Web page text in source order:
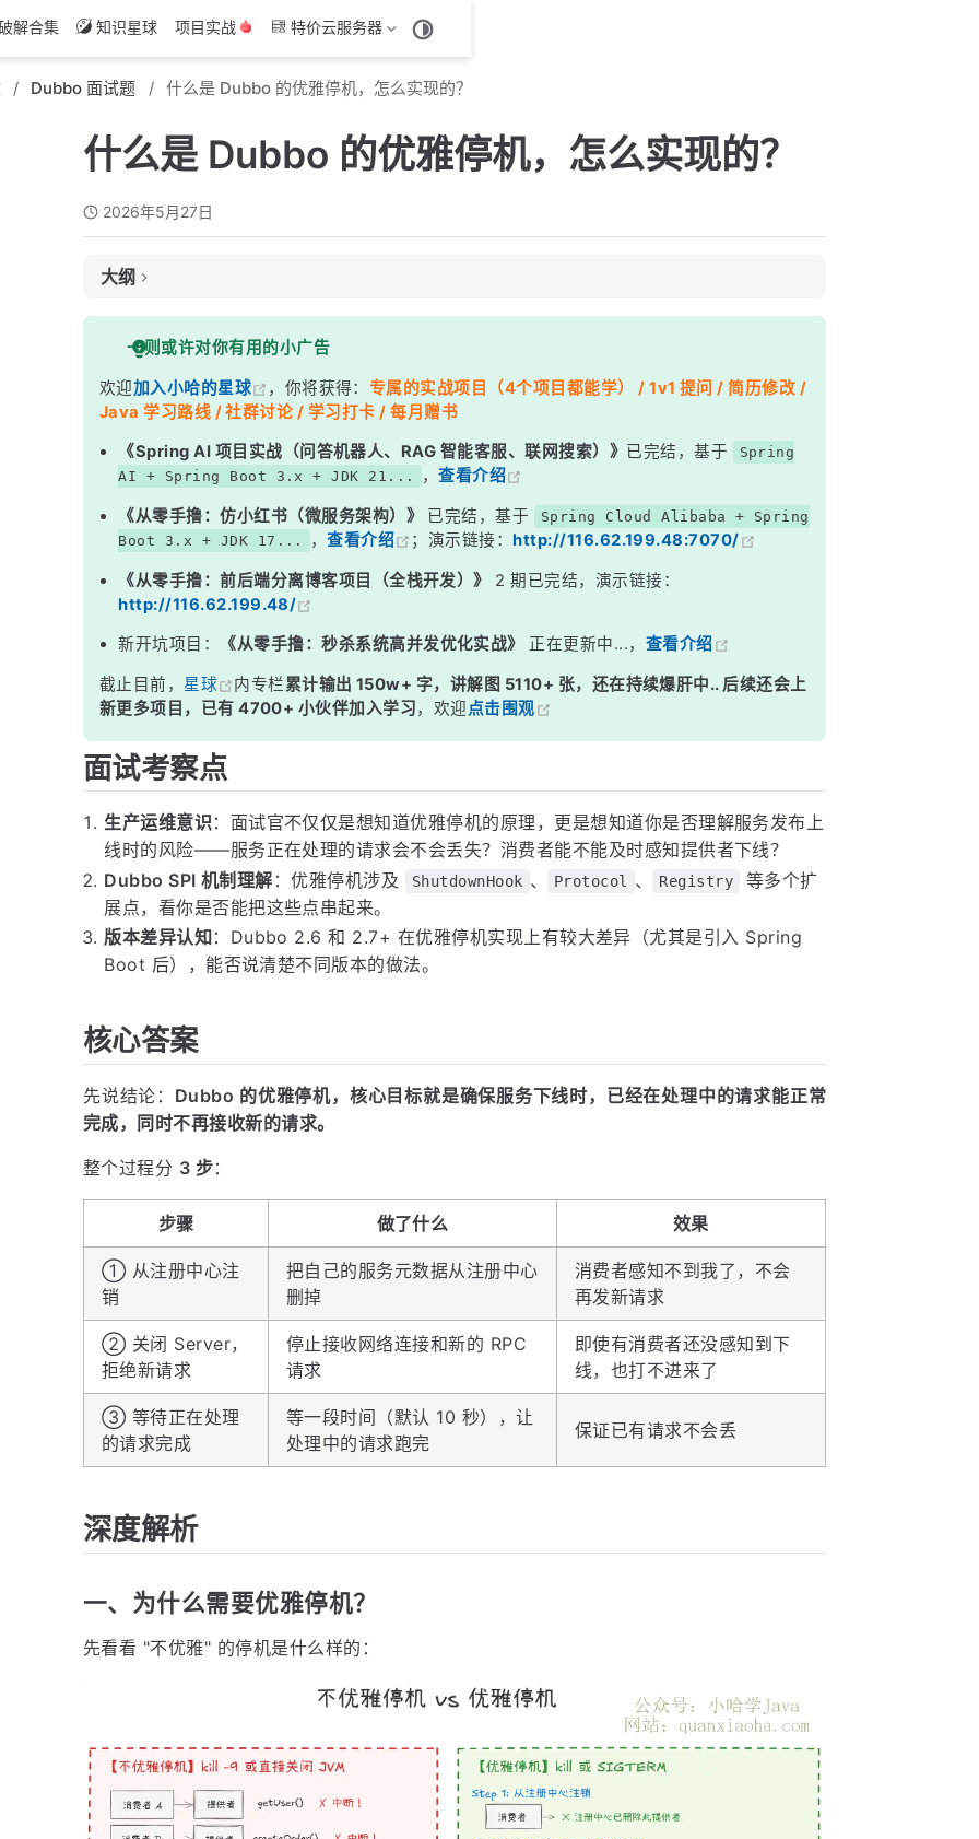
解合集 知识星球 项目实战 特价云服务器
Dubbo 面试题 什么是 Dubbo 的优雅停机，怎么实现的？
什么是 Dubbo 的优雅停机，怎么实现的？
2026年5月27日
大纲
面试考察点
核心答案
深度解析
二、Dubbo 优雅停机的实现原理
三、Spring Boot 环境下的注意事项
四、在 Kubernetes 中的优雅停机
面试高频追问
常见面试变体
记忆口诀
总结
一则或许对你有用的小广告
欢迎加入小哈的星球 ，你将获得： 专属的实战项目（4个项目都能学） / 1v1 提问 / 简历修改 /
Java 学习路线 / 社群讨论 / 学习打卡 / 每月赠书
《Spring AI 项目实战（问答机器人、RAG 智能客服、联网搜索）》 已完结，基于
Spring
AI + Spring Boot 3.x + JDK 21...
，查看介绍
《从零手撸：仿小红书（微服务架构）》 已完结，基于
Spring Cloud Alibaba + Spring
Boot 3.x + JDK 17...
，查看介绍 ；演示链接：http://116.62.199.48:7070/
《从零手撸：前后端分离博客项目（全栈开发）》
2 期已完结，演示链接：
http://116.62.199.48/
新开坑项目： 《从零手撸：秒杀系统高并发优化实战》 正在更新中...， 查看介绍
截止目前， 星球 内专栏累计输出 150w+ 字，讲解图 5110+ 张，还在持续爆肝中.. 后续还会上
新更多项目，已有 4700+ 小伙伴加入学习，欢迎点击围观
面试考察点
生产运维意识：面试官不仅仅是想知道优雅停机的原理，更是想知道你是否理解服务发布上
线时的风险——服务正在处理的请求会不会丢失？消费者能不能及时感知提供者下线？
Dubbo SPI 机制理解 ：优雅停机涉及 ShutdownHook 、 Protocol 、 Registry
等多个扩
展点，看你是否能把这些点串起来。
版本差异认知 ：Dubbo 2.6 和 2.7+ 在优雅停机实现上有较大差异（尤其是引入 Spring
Boot 后），能否说清楚不同版本的做法。
核心答案
先说结论： Dubbo 的优雅停机，核心目标就是确保服务下线时，已经在处理中的请求能正常
完成，同时不再接收新的请求。
整个过程分 3 步：
步骤 做了什么 效果
① 从注册中心注
销
把自己的服务元数据从注册中心
删掉
消费者感知不到我了，不会
再发新请求
② 关闭 Server，
拒绝新请求
停止接收网络连接和新的 RPC
请求
即使有消费者还没感知到下
线，也打不进来了
③ 等待正在处理
的请求完成
等一段时间（默认 10 秒），让
处理中的请求跑完
保证已有请求不会丢
深度解析
一、为什么需要优雅停机？
先看看 "不优雅" 的停机是什么样的：